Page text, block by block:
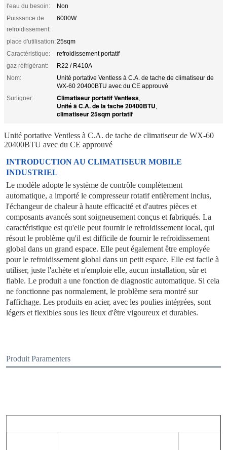
l'eau du besoin:
Non
Puissance de
refroidissement:
6000W
place d'utilisation:25sqm
Caractéristique:
refroidissement portatif
gaz réfrigérant:
R22 / R410A
Nom:
Unité portative Ventless à C.A. de tache de climatiseur de
WX-60 20400BTU avec du CE approuvé
Surligner:
Climatiseur portatif Ventless,
Unité à C.A. de la tache 20400BTU,
climatiseur 25sqm portatif
Unité portative Ventless à C.A. de tache de climatiseur de WX-60
20400BTU avec du CE approuvé
INTRODUCTION AU CLIMATISEUR MOBILE
INDUSTRIEL
Le modèle adopte le système de contrôle complètement
automatique, a importé le compresseur rotatif entièrement inclus,
l'échangeur de chaleur à haute efficacité et d'autres pièces et
composants avancés sont soigneusement conçus et fabriqués. La
caractéristique est qu'elle peut fournir le refroidissement local, qui
résout le problème qu'il est difficile de fournir le refroidissement
global dans un grand espace. Elle peut également être employée
pour le refroidissement global dans un petit espace. Elle est facile à
utiliser, juste l'achète et n'emploie elle, aucun installation, sûr et
fiable. Le produit a une fonction de diagnostic automatique. Si cela
ne fonctionne pas normalement, le problème sera montré sur
l'affichage. Les produits en acier, avec les poulies intégrées, sont
légers et flexibles sous les lieux d'être vigoureux et durables.
Produit Paramenters